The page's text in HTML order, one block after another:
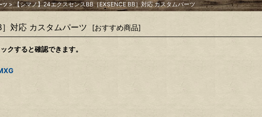
ツ > 【シマノ】24エクスセンスBB［EXSENCE BB］対応 カスタムパーツ
対応 カスタムパーツ [おすすめ商品]
クすると確認できます。